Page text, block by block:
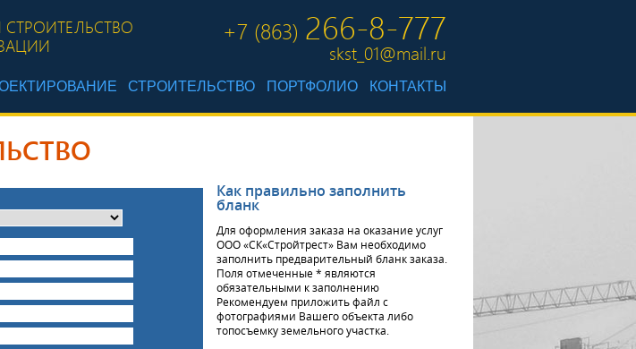
КОНТАКТЫ
ПОРТФОЛИО
СТРОИТЕЛЬСТВО
+7 (863) 266-8-777
skst_01@mail.ru
Как правильно заполнить
бланк
Для оформления заказа на оказание услуг
ООО «СК«Стройтрест» Вам необходимо
заполнить предварительный бланк заказа.
Поля отмеченные * являются
обязательными к заполнению
Рекомендуем приложить файл с
фотографиями Вашего объекта либо
топосъемку земельного участка.